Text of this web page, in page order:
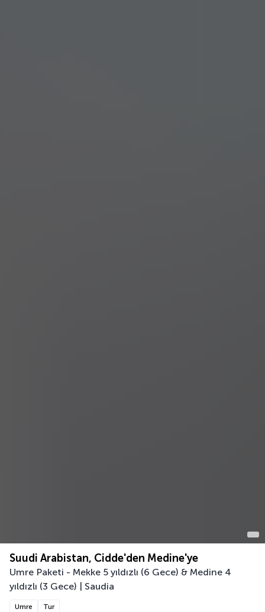
Suudi Arabistan, Cidde'den Medine'ye
Umre Paketi - Mekke 5 yıldızlı (6 Gece) & Medine 4
yıldızlı (3 Gece) | Saudia
Umre Tur